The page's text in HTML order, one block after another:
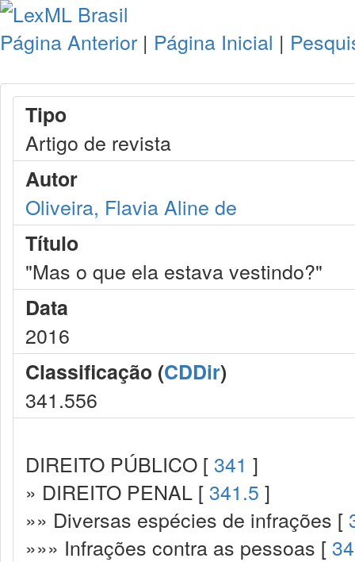
Página Anterior | Página Inicial |
Tipo
Artigo de revista
Autor
Oliveira, Flavia Aline de
Título
"Mas o que ela estava vestindo?"
Data
2016
Classificação (CDDir)
341.556
DIREITO PÚBLICO [ 341 ]
» DIREITO PENAL [ 341.5 ]
»» Diversas espécies de infrações [
»»» Infrações contra as pessoas [